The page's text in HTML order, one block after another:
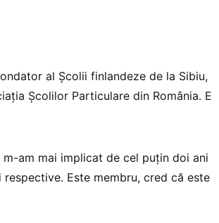
al Școlii finlandeze de la Sibiu,
Școlilor Particulare din România. E
m-am mai implicat de cel puțin doi ani
Este membru, cred că este